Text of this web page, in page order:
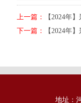
上一篇：
【2024年
下一篇：
【2024年
地址：